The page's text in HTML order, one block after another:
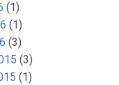
(1)
(1)
(3)
(3)
(1)